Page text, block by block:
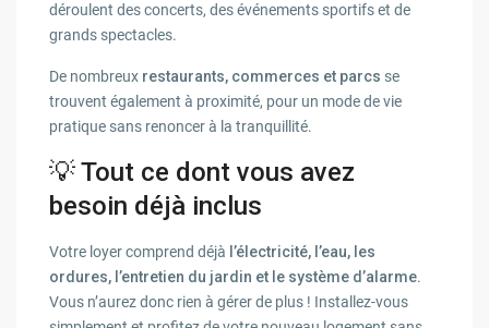
déroulent des concerts, des événements sportifs et de
grands spectacles.
De nombreux restaurants, commerces et parcs se
trouvent également à proximité, pour un mode de vie
pratique sans renoncer à la tranquillité.
💡 Tout ce dont vous avez
besoin déjà inclus
Votre loyer comprend déjà l’électricité, l’eau, les
ordures, l’entretien du jardin et le système d’alarme.
Vous n’aurez donc rien à gérer de plus ! Installez-vous